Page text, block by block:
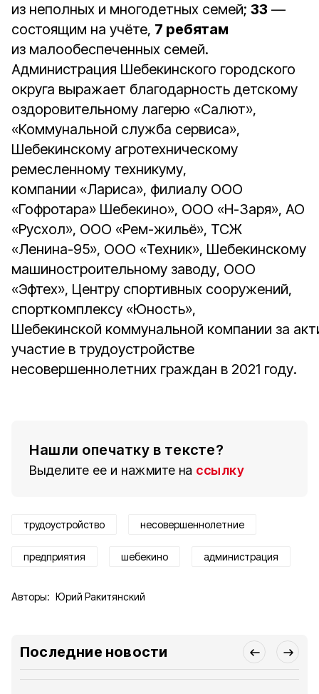
из неполных и многодетных семей; 33 —
состоящим на учёте, 7 ребятам
из малообеспеченных семей.
Администрация Шебекинского городского
округа выражает благодарность детскому
оздоровительному лагерю «Салют»,
«Коммунальной служба сервиса»,
Шебекинскому агротехническому
ремесленному техникуму,
компании «Лариса», филиалу ООО
«Гофротара» Шебекино», ООО «Н-Заря», АО
«Русхол», ООО «Рем-жильё», ТСЖ
«Ленина-95», ООО «Техник», Шебекинскому
машиностроительному заводу, ООО
«Эфтех», Центру спортивных сооружений,
спорткомплексу «Юность»,
Шебекинской коммунальной компании за
участие в трудоустройстве
несовершеннолетних граждан в 2021 году.
Нашли опечатку в тексте?
Выделите ее и нажмите на ссылку
трудоустройство несовершеннолетние
предприятия шебекино администрация
Авторы: Юрий Ракитянский
Последние новости